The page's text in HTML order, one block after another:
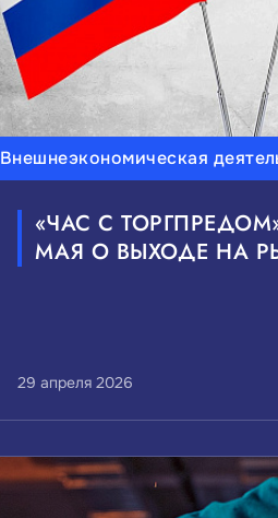
Внешнеэкономическая
«ЧАС С
МАЯ О ВЫХОДЕ НА
29 апреля 2026